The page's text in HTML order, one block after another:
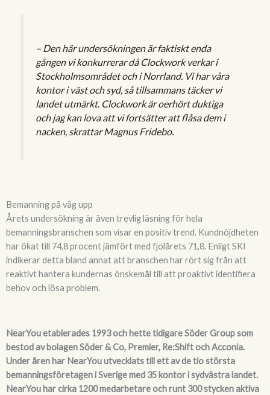
– Den här undersökningen är faktiskt enda
gången vi konkurrerar då Clockwork verkar i
Stockholmsområdet och i Norrland. Vi har våra
kontor i väst och syd, så tillsammans täcker vi
landet utmärkt. Clockwork är oerhört duktiga
och jag kan lova att vi fortsätter att flåsa dem i
nacken, skrattar Magnus Fridebo.
Bemanning på väg upp
Årets undersökning är även trevlig läsning för hela
bemanningsbranschen som visar en positiv trend. Kundnöjdheten
har ökat till 74,8 procent jämfört med fjolårets 71,8. Enligt SKI
indikerar detta bland annat att branschen har rört sig från att
reaktivt hantera kundernas önskemål till att proaktivt identifiera
behov och lösa problem.
NearYou etablerades 1993 och hette tidigare Söder Group som
bestod av bolagen Söder & Co, Premier, Re:Shift och Acconia.
Under åren har NearYou utvecklats till ett av de tio största
bemanningsföretagen i Sverige med 35 kontor i sydvästra landet.
NearYou har cirka 1200 medarbetare och runt 300 stycken aktiva